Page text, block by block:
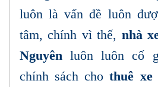
luôn là vấn đề luôn
tâm, chính vì thế, nhà
Nguyên luôn luôn cố
chính sách chothuê xe